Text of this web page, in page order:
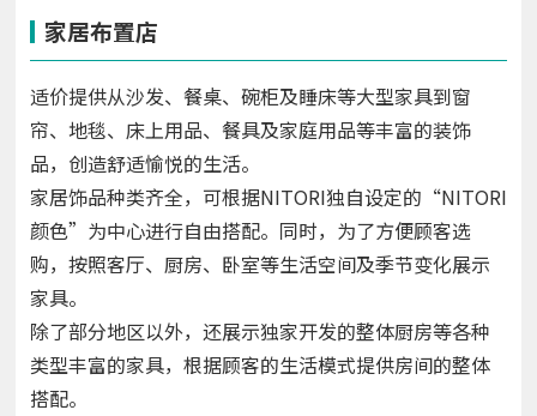
家居布置店
适价提供从沙发、餐桌、碗柜及睡床等大型家具到窗
帘、地毯、床上用品、餐具及家庭用品等丰富的装饰
品，创造舒适愉悦的生活。
家居饰品种类齐全，可根据NITORI独自设定的“NITORI
颜色”为中心进行自由搭配。同时，为了方便顾客选
购，按照客厅、厨房、卧室等生活空间及季节变化展示
家具。
除了部分地区以外，还展示独家开发的整体厨房等各种
类型丰富的家具，根据顾客的生活模式提供房间的整体
搭配。